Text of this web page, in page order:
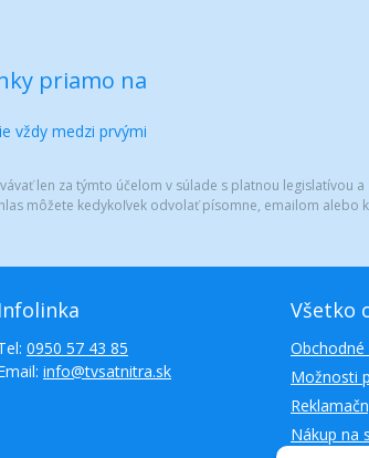
priamo na
vždy medzi prvými
len za týmto účelom v súlade s platnou legislatívou
môžete kedykoľvek odvolať písomne, emailom
Infolinka
0950 57 43 85
info@tvsatnitra.sk
Všetko
Možnosti
Nákup na